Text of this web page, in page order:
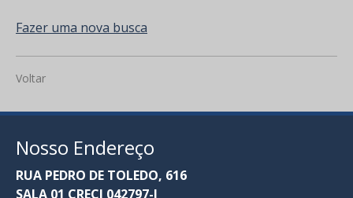
Fazer uma nova busca
Voltar
Nosso Endereço
RUA PEDRO DE TOLEDO, 616
SALA 01 CRECI 042797-J